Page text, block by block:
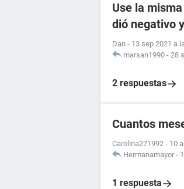
Use la
dió negativo y
Dan - 13 sep 2021 a
marsan1990 - 28
2 respuestas
Cuantos
Carolina271992 - 10
Hermanamayor -
1 respuesta